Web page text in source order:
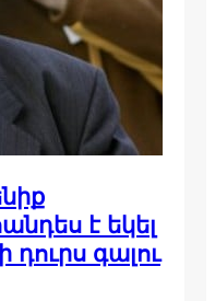
է եկել
գալու